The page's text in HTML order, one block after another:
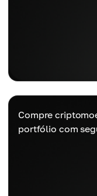
Compre
portfólio com